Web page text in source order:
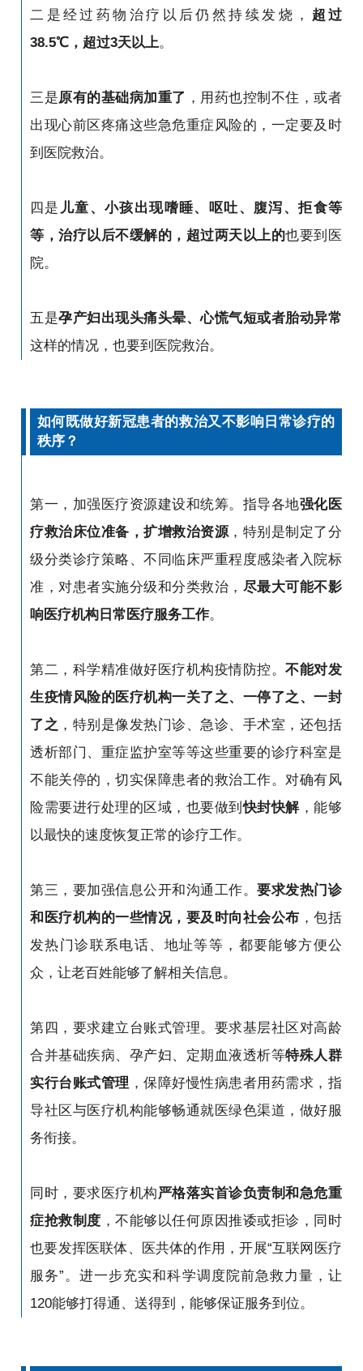
二是经过药物治疗以后仍然持续发烧， 超过
38.5℃，超过3天以上。
三是原有的基础病加重了 ，用药也控制不住，或者
出现心前区疼痛这些急危重症风险的，一定要及时
到医院救治。
四是 儿童、小孩出现嗜睡、呕吐、腹泻、拒食等
等，治疗以后不缓解的，超过两天以上的也要到医
院。
五是孕产妇出现头痛头晕、心慌气短或者胎动异常
这样的情况，也要到医院救治。
如何既做好新冠患者的救治又不影响日常诊疗的
秩序？
第一，加强医疗资源建设和统筹。指导各地强化医
疗救治床位准备，扩增救治资源，特别是制定了分
级分类诊疗策略、不同临床严重程度感染者入院标
准，对患者实施分级和分类救治， 尽最大可能不影
响医疗机构日常医疗服务工作。
第二，科学精准做好医疗机构疫情防控。不能对发
生疫情风险的医疗机构一关了之、一停了之、一封
了之 ，特别是像发热门诊、急诊、手术室，还包括
透析部门、重症监护室等等这些重要的诊疗科室是
不能关停的，切实保障患者的救治工作。对确有风
险需要进行处理的区域，也要做到快封快解，能够
以最快的速度恢复正常的诊疗工作。
第三，要加强信息公开和沟通工作。要求发热门诊
和医疗机构的一些情况，要及时向社会公布 ，包括
发热门诊联系电话、地址等等，都要能够方便公
众，让老百姓能够了解相关信息。
第四，要求建立台账式管理。要求基层社区对高龄
合并基础疾病、孕产妇、定期血液透析等特殊人群
实行台账式管理 ，保障好慢性病患者用药需求，指
导社区与医疗机构能够畅通就医绿色渠道，做好服
务衔接。
同时，要求医疗机构严格落实首诊负责制和急危重
症抢救制度 ，不能够以任何原因推诿或拒诊，同时
也要发挥医联体、医共体的作用，开展“互联网医疗
服务”。进一步充实和科学调度院前急救力量，让
120能够打得通、送得到，能够保证服务到位。